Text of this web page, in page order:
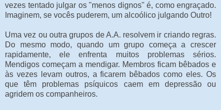
vezes tentado julgar os "menos dignos" é, como engraçado.
Imaginem, se vocês puderem, um alcoólico julgando Outro!
Uma vez ou outra grupos de A.A. resolvem ir criando regras.
Do mesmo modo, quando um grupo começa a crescer
rapidamente, ele enfrenta muitos problemas sérios.
Mendigos começam a mendigar. Membros ficam bêbados e
às vezes levam outros, a ficarem bêbados como eles. Os
que têm problemas psíquicos caem em depressão ou
agridem os companheiros.